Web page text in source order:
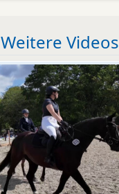
Weitere Videos